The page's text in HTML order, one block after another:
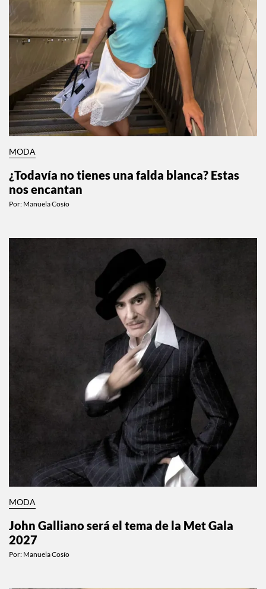
MODA
¿Todavía no tienes una falda blanca? Estas
nos encantan
Por: Manuela Cosío
MODA
John Galliano será el tema de la Met Gala
2027
Por: Manuela Cosío